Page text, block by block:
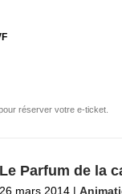
réserver votre e-ticket.
Le Parfum de la
26 mars 2014 |